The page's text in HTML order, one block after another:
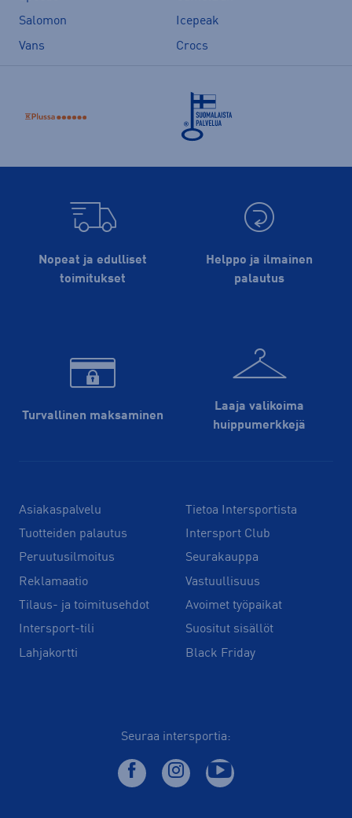
Salomon
Icepeak
Vans
Crocs
Nopeat ja edulliset
toimitukset
Helppo ja ilmainen
palautus
Turvallinen maksaminen
Laaja valikoima
huippu­merkkejä
Asiakaspalvelu
Tuotteiden palautus
Peruutusilmoitus
Reklamaatio
Tilaus- ja toimitusehdot
Intersport-tili
Lahjakortti
Tietoa Intersportista
Intersport Club
Seurakauppa
Vastuullisuus
Avoimet työpaikat
Suositut sisällöt
Black Friday
Seuraa intersportia: